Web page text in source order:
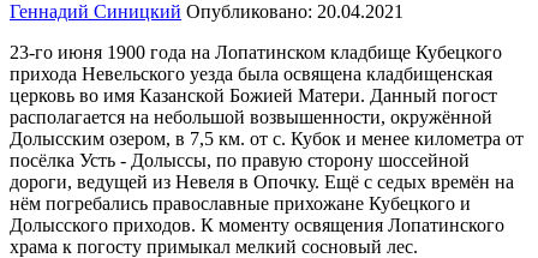
Геннадий Синицкий Опубликовано: 20.04.2021
23-го июня 1900 года на Лопатинском кладбище Кубецкого
прихода Невельского уезда была освящена кладбищенская
церковь во имя Казанской Божией Матери. Данный погост
располагается на небольшой возвышенности, окружённой
Долысским озером, в 7,5 км. от с. Кубок и менее километра от
посёлка Усть - Долыссы, по правую сторону шоссейной
дороги, ведущей из Невеля в Опочку. Ещё с седых времён на
нём погребались православные прихожане Кубецкого и
Долысского приходов. К моменту освящения Лопатинского
храма к погосту примыкал мелкий сосновый лес.